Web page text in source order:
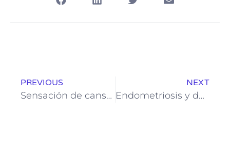
PREVIOUS
Sensación de cansancio y debilidad: señales de alerta en tu organismo
NEXT
Endometriosis y dolor de piernas: cómo afecta esta enfermedad más allá del abdomen